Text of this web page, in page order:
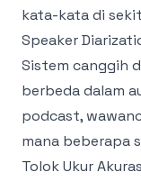
kata-kata di
Speaker
Sistem canggih
berbeda dalam
podcast,
mana beberapa
Tolok Ukur